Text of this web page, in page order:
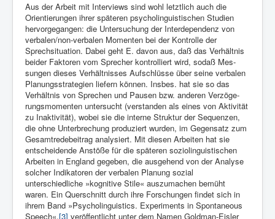
Aus der Arbeit mit Interviews sind wohl letzt­lich auch die
Orien­tierungen ihrer späteren psycholingui­stischen Studien
hervorgegan­gen: die Untersuchung der Interdepen­denz von
verba­len/non-verbalen Momen­ten bei der Kon­trolle der
Sprechsituation. Dabei geht E. da­von aus, daß das Verhältnis
beider Fakto­ren vom Sprecher kontrol­liert wird, sodaß Mes­
sungen dieses Ver­hältnisses Aufschlüsse über seine verbalen
Pla­nungsstrategien liefern können. Insbes. hat sie so das
Verhältnis von Sprechen und Pau­sen bzw. ande­ren Verzöge­
rungsmomenten untersucht (verstanden als eines von Aktivität
zu Inakti­vität), wo­bei sie die interne Struktur der Se­quenzen,
die ohne Un­terbrechung produziert wur­den, im Gegen­satz zum
Gesamtrede­beitrag analy­siert. Mit diesen Arbeiten hat sie
entschei­dende An­stöße für die späteren soziolinguisti­schen
Arbeiten in England ge­geben, die ausge­hend von der Analyse
solcher Indikatoren der ver­balen Pla­nung sozial
unterschiedliche »kogni­tive Stile« auszuma­chen bemüht
waren. Ein Querschnitt durch ihre Forschungen findet sich in
ihrem Band »Psycholinguistics. Experi­ments in Sponta­neous
Speech«,[3] ver­öffentlicht unter dem Namen Gold­man-Eis­ler